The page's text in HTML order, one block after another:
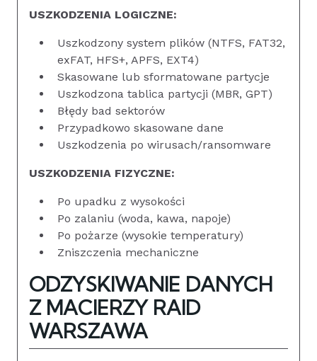
USZKODZENIA LOGICZNE:
Uszkodzony system plików (NTFS, FAT32,
exFAT, HFS+, APFS, EXT4)
Skasowane lub sformatowane partycje
Uszkodzona tablica partycji (MBR, GPT)
Błędy bad sektorów
Przypadkowo skasowane dane
Uszkodzenia po wirusach/ransomware
USZKODZENIA FIZYCZNE:
Po upadku z wysokości
Po zalaniu (woda, kawa, napoje)
Po pożarze (wysokie temperatury)
Zniszczenia mechaniczne
ODZYSKIWANIE DANYCH
Z MACIERZY RAID
WARSZAWA